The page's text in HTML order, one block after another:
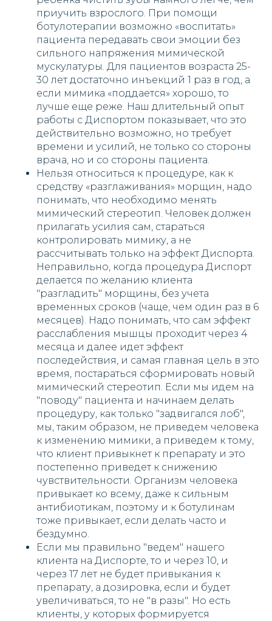
приучить взрослого. При помощи
ботулотерапии возможно «воспитать»
пациента передавать свои эмоции без
сильного напряжения мимической
мускулатуры. Для пациентов возраста 25-
30 лет достаточно инъекций 1 раз в год, а
если мимика «поддается» хорошо, то
лучше еще реже. Наш длительный опыт
работы с Диспортом показывает, что это
действительно возможно, но требует
времени и усилий, не только со стороны
врача, но и со стороны пациента.
Нельзя относиться к процедуре, как к
средству «разглаживания» морщин, надо
понимать, что необходимо менять
мимический стереотип. Человек должен
прилагать усилия сам, стараться
контролировать мимику, а не
рассчитывать только на эффект Диспорта.
Неправильно, когда процедура Диспорт
делается по желанию клиента
"разгладить" морщины, без учета
временных сроков (чаще, чем один раз в 6
месяцев). Надо понимать, что сам эффект
расслабления мышцы проходит через 4
месяца и далее идет эффект
последействия, и самая главная цель в это
время, постараться сформировать новый
мимический стереотип. Если мы идем на
"поводу" пациента и начинаем делать
процедуру, как только "задвигался лоб",
мы, таким образом, не приведем человека
к изменению мимики, а приведем к тому,
что клиент привыкнет к препарату и это
постепенно приведет к снижению
чувствительности. Организм человека
привыкает ко всему, даже к сильным
антибиотикам, поэтому и к ботулинам
тоже привыкает, если делать часто и
бездумно.
Если мы правильно "ведем" нашего
клиента на Диспорте, то и через 10, и
через 17 лет не будет привыкания к
препарату, а дозировка, если и будет
увеличиваться, то не "в разы". Но есть
клиенты, у которых формируется